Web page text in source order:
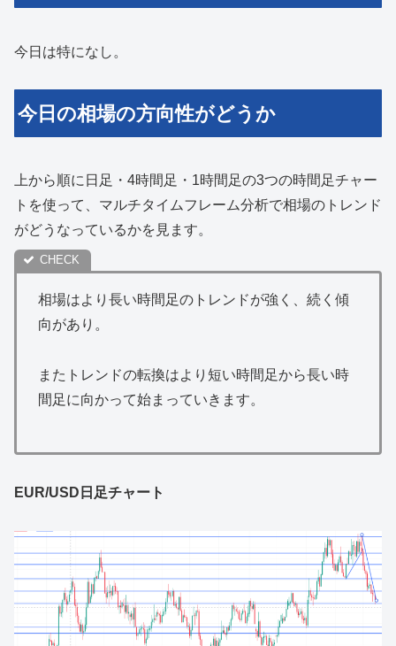
今日は特になし。
今日の相場の方向性がどうか
上から順に日足・4時間足・1時間足の3つの時間足チャー
トを使って、マルチタイムフレーム分析で相場のトレンド
がどうなっているかを見ます。
相場はより長い時間足のトレンドが強く、続く傾
向があり。
またトレンドの転換はより短い時間足から長い時
間足に向かって始まっていきます。
EUR/USD日足チャート